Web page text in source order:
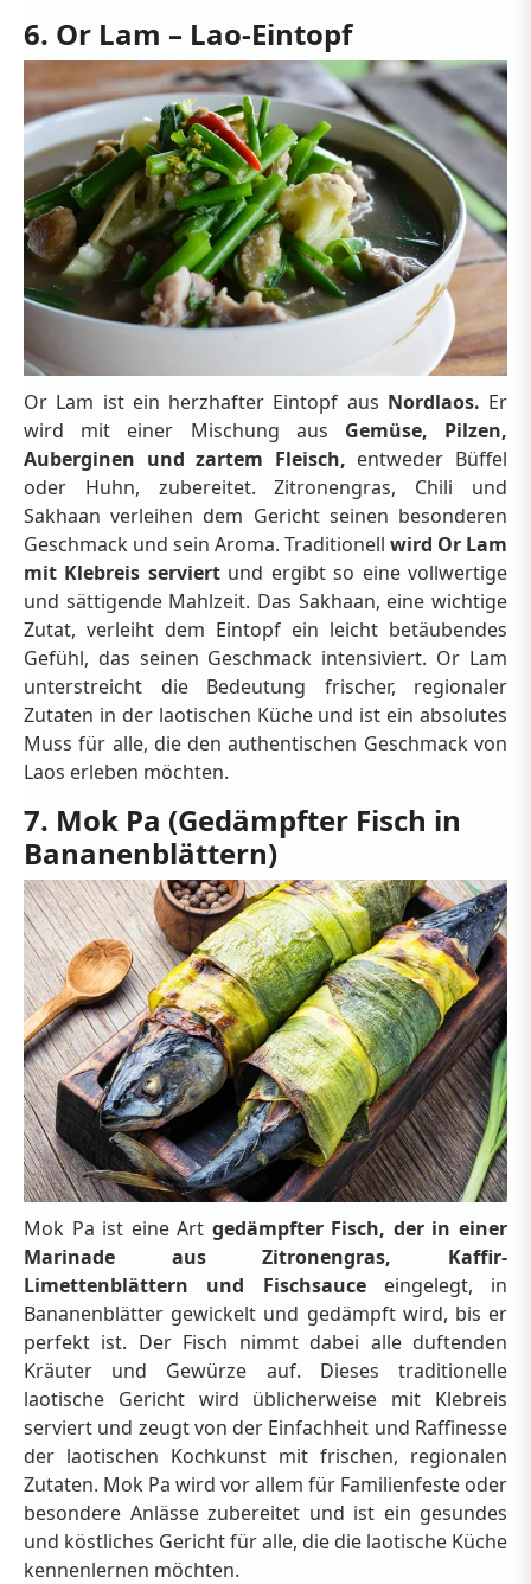
6. Or Lam – Lao-Eintopf
Or Lam ist ein herzhafter Eintopf aus Nordlaos. Er
wird mit einer Mischung aus Gemüse, Pilzen,
Auberginen und zartem Fleisch, entweder Büffel
oder Huhn, zubereitet. Zitronengras, Chili und
Sakhaan verleihen dem Gericht seinen besonderen
Geschmack und sein Aroma. Traditionell wird Or Lam
mit Klebreis serviertund ergibt so eine vollwertige
und sättigende Mahlzeit. Das Sakhaan, eine wichtige
Zutat, verleiht dem Eintopf ein leicht betäubendes
Gefühl, das seinen Geschmack intensiviert. Or Lam
unterstreicht die Bedeutung frischer, regionaler
Zutaten in der laotischen Küche und ist ein absolutes
Muss für alle, die den authentischen Geschmack von
Laos erleben möchten.
7. Mok Pa (Gedämpfter Fisch in
Bananenblättern)
Mok Pa ist eine Art gedämpfter Fisch, der in einer
Marinade aus Zitronengras, Kaffir-
Limettenblättern und Fischsauceeingelegt, in
Bananenblätter gewickelt und gedämpft wird, bis er
perfekt ist. Der Fisch nimmt dabei alle duftenden
Kräuter und Gewürze auf. Dieses traditionelle
laotische Gericht wird üblicherweise mit Klebreis
serviert und zeugt von der Einfachheit und Raffinesse
der laotischen Kochkunst mit frischen, regionalen
Zutaten. Mok Pa wird vor allem für Familienfeste oder
besondere Anlässe zubereitet und ist ein gesundes
und köstliches Gericht für alle, die die laotische Küche
kennenlernen möchten.